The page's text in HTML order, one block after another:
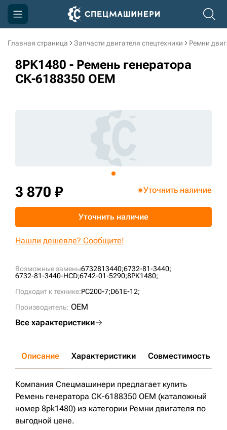
Главная страница Запчасти двигателя спецтехники Ремни
8PK1480 - Ремень генератора
СК-6188350 OEM
Возможные замены6732813440;6732-81-3440;
6732-81-3440-HCD;6742-01-5290;8PK1480;
Подходит к технике:PC200-7;D61E-12;
Производитель: OEM
Все характеристики
3 870 ₽ Уточнить наличие
Уточнить наличие
Нашли дешевле? Сообщите!
Описание Характеристики Совместимость
Компания Спецмашинери предлагает купить
Ремень генератора СК-6188350 OEM (каталожный
номер 8pk1480) из категории Ремни двигателя по
выгодной цене.
Компания
Акции
sksale@skdst.ru
+7 (499) 394-50-93